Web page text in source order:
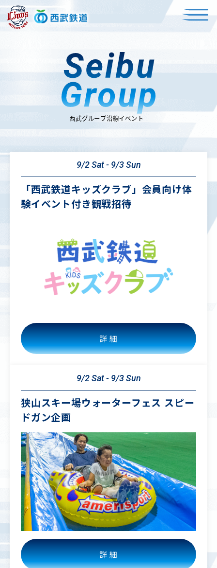
9/2 Sat - 9/3 Sun
「西武鉄道キッズクラブ」会員向け体
験イベント付き観戦招待
詳 細
9/2 Sat - 9/3 Sun
狭山スキー場ウォーターフェス スピー
ドガン企画
詳 細